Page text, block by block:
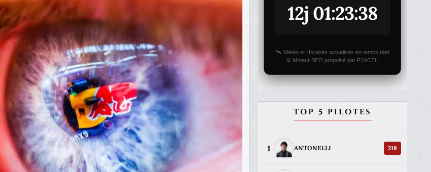
12j 01:23:38
🛰️ Météo et Horaires actualisés en temps réel
⚙️ Moteur SEO propulsé par F1ACTU
TOP 5 PILOTES
1 ANTONELLI 219